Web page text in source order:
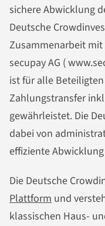
sichere Abwicklung
Deutsche
Zusammenarbeit
secupay AG (
ist für alle
Zahlungstransfer
gewährleistet. Die
dabei von
effiziente
Die Deutsche
Plattform und
klassischen Haus-